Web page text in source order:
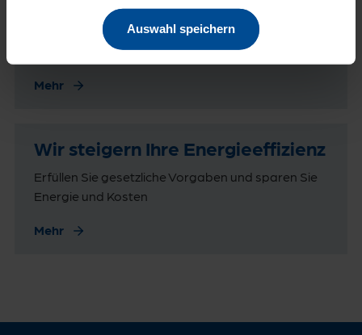
Auswahl speichern
Aus welchen Energieträgern setzt sich der von uns
vertriebene Strom zusammen? Hier erfahren Sie
Mehr
Wir steigern Ihre Energieeffizienz
Erfüllen Sie gesetzliche Vorgaben und sparen Sie
Energie und Kosten
Mehr